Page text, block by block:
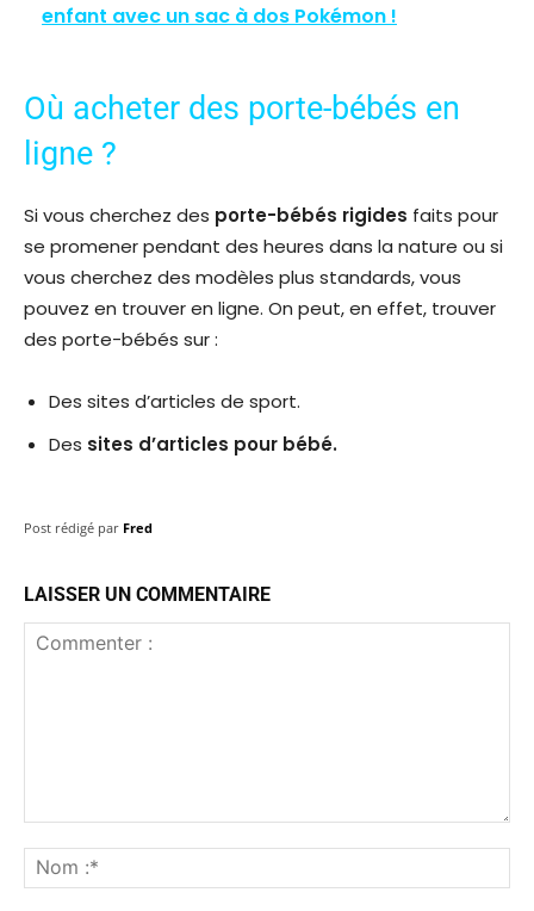
enfant avec un sac à dos Pokémon !
Où acheter des porte-bébés en
ligne ?
Si vous cherchez des porte-bébés rigides faits pour
se promener pendant des heures dans la nature ou si
vous cherchez des modèles plus standards, vous
pouvez en trouver en ligne. On peut, en effet, trouver
des porte-bébés sur :
Des sites d’articles de sport.
Des sites d’articles pour bébé.
Post rédigé par Fred
LAISSER UN COMMENTAIRE
:*